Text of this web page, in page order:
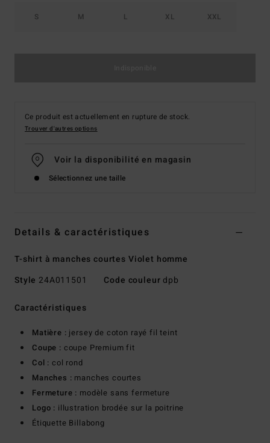
S M L XL XXL
Ce produit est actuellement en rupture de stock.
Trouver d'autres options
Voir la disponibilité en magasin
Sélectionnez une taille
Details & caractéristiques
T-shirt à manches courtes Violet homme
Style 24A011501 Code couleur dpb
Caractéristiques
Matière : jersey de coton rayé fil teint
Coupe : coupe Premium fit
Col : col rond
Manches : manches courtes
Fermeture : modèle sans fermeture
Logo : illustration brodée sur la poitrine
Étiquette Billabong